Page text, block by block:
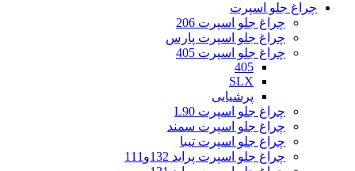
چراغ جلو اسپرت
چراغ جلو اسپرت 206
چراغ جلو اسپرت پارس
چراغ جلو اسپرت 405
405
SLX
پرشیایی
چراغ جلو اسپرت L90
چراغ جلو اسپرت سمند
چراغ جلو اسپرت تیبا
چراغ جلو اسپرت پراید 132و111